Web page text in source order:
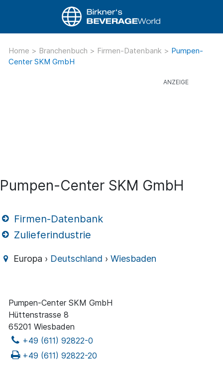
Home > Branchenbuch > Firmen-Datenbank > Pumpen-
Center SKM GmbH
Pumpen-Center SKM GmbH
Firmen-Datenbank
Zulieferindustrie
Europa › Deutschland ›Wiesbaden
Pumpen-Center SKM GmbH
Hüttenstrasse 8
65201 Wiesbaden
+49 (611) 92822-0
+49 (611) 92822-20